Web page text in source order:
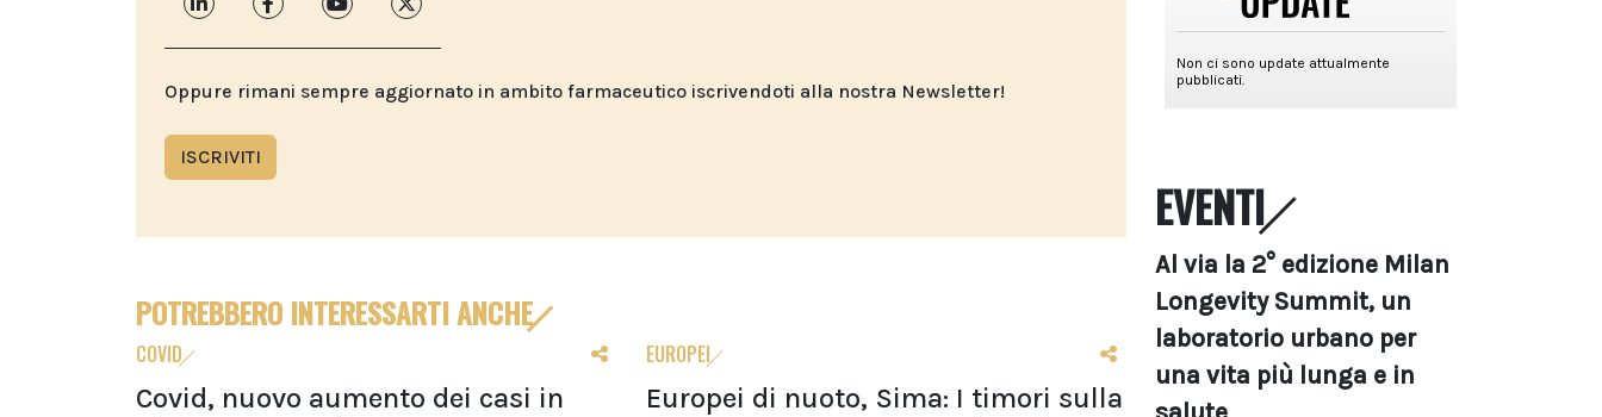
Oppure rimani sempre aggiornato in ambito farmaceutico iscrivendoti alla nostra Newsletter!
ISCRIVITI
POTREBBERO INTERESSARTI ANCHE
COVID
Covid, nuovo aumento dei casi in
EUROPEI
Europei di nuoto, Sima: I timori sulla
EVENTI
Al via la 2° edizione Milan
Longevity Summit, un
laboratorio urbano per
una vita più lunga e in